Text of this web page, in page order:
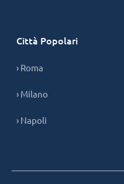
Città Popolari
› Roma
› Milano
› Napoli